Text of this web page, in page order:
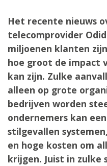
Het recente nieuws
telecomprovider
miljoenen klanten
hoe groot de impact
kan zijn. Zulke
alleen op grote
bedrijven worden
ondernemers kan
stilgevallen
en hoge kosten om
krijgen. Juist in zulke